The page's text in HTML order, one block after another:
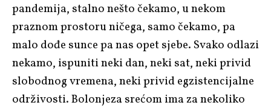
pandemija, stalno nešto čekamo, u nekom
praznom prostoru ničega, samo čekamo, pa
malo dođe sunce pa nas opet sjebe. Svako odlazi
nekamo, ispuniti neki dan, neki sat, neki privid
slobodnog vremena, neki privid egzistencijalne
održivosti. Bolonjeza srećom ima za nekoliko